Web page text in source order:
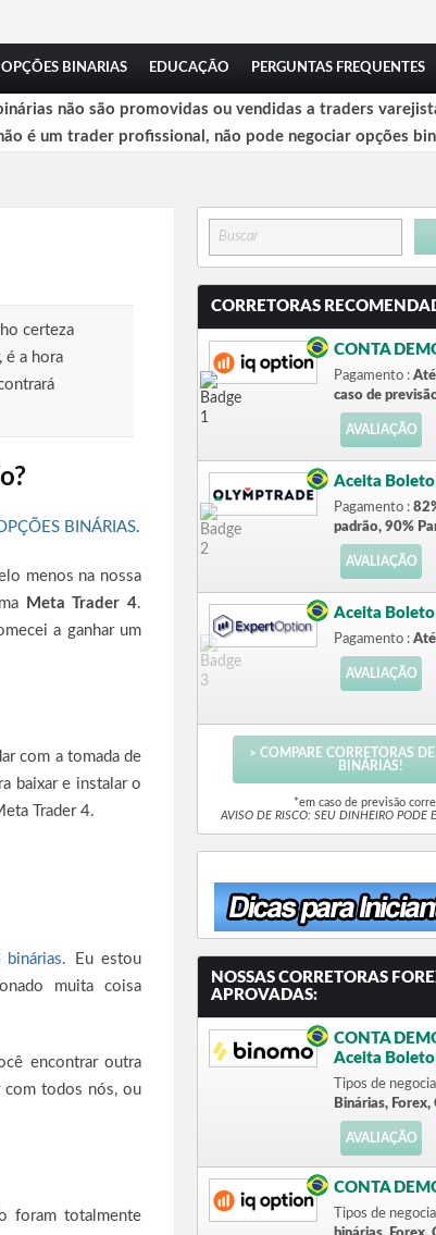
OPÇÕES BINARIAS EDUCAÇÃO PERGUNTAS FREQUENTES
não são promovidas ou vendidas a traders
é um trader profissional, não pode negociar opções
certeza
é a hora
BINÁRIAS.
menos na nossa
Meta Trader 4.
a ganhar um
com a tomada de
baixar e instalar o
Trader 4.
binárias. Eu estou
muita coisa
encontrar outra
com todos nós, ou
foram totalmente
CORRETORAS
CONTA
Pagamento :
caso de
AVALIAÇÃO
Aceita
Pagamento :
padrão, 90%
AVALIAÇÃO
Aceita
Pagamento :
AVALIAÇÃO
> COMPARE CORRETORAS
BINÁRIAS!
*em caso de previsão
AVISO DE RISCO: SEU DINHEIRO PODE
NOSSAS CORRETORAS
APROVADAS:
CONTA
Aceita
Tipos de
Binárias,
AVALIAÇÃO
CONTA
Tipos de